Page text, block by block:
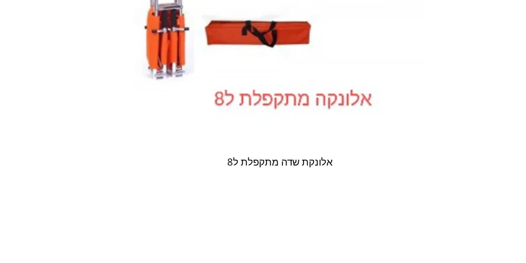
אלונקת שדה מתקפלת ל8
התשלום